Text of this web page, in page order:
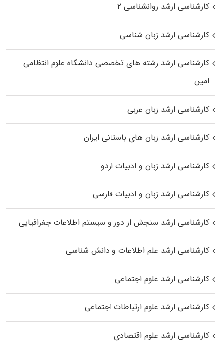
کارشناسی ارشد روانشناسی ۲
کارشناسی ارشد زبان شناسی
کارشناسی ارشد رﺷﺘﻪ ﻫﺎی تخصصی داﻧﺸﮕﺎه ﻋﻠﻮم انتظامی
اﻣﻴﻦ
کارشناسی ارشد زبان عربی
کارشناسی ارشد زبان‌ های باستانی ایران
کارشناسی ارشد زبان و ادبیات اردو
کارشناسی ارشد زبان و ادبیات فارسی
کارشناسی ارشد سنجش از دور و سیستم اطلاعات جغرافیایی
کارشناسی ارشد علم اطلاعات و دانش شناسی
کارشناسی ارشد علوم اجتماعی
کارشناسی ارشد علوم ارتباطات اجتماعی
کارشناسی ارشد علوم اقتصادی